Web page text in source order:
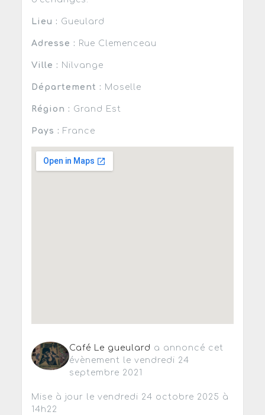
Lieu : Gueulard
Adresse : Rue Clemenceau
Ville : Nilvange
Département : Moselle
Région : Grand Est
Pays : France
Café Le gueulard a annoncé cet
évènement le vendredi 24
septembre 2021
Mise à jour le vendredi 24 octobre 2025 à
14h22